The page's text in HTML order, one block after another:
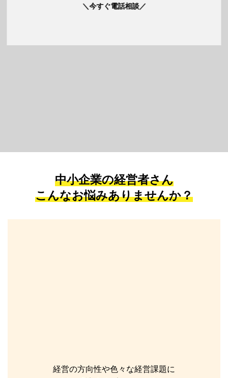
＼今すぐ電話相談／
中小企業の経営者さん
こんなお悩みありませんか？
経営の方向性や色々な経営課題に